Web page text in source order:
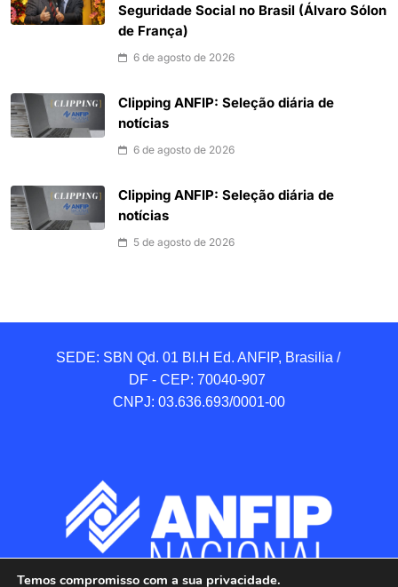
Seguridade Social no Brasil (Álvaro Sólon
de França)
6 de agosto de 2026
Clipping ANFIP: Seleção diária de
notícias
6 de agosto de 2026
Clipping ANFIP: Seleção diária de
notícias
5 de agosto de 2026
SEDE: SBN Qd. 01 BI.H Ed. ANFIP, Brasilia /
DF - CEP: 70040-907
CNPJ: 03.636.693/0001-00
Temos compromisso com a sua privacidade.